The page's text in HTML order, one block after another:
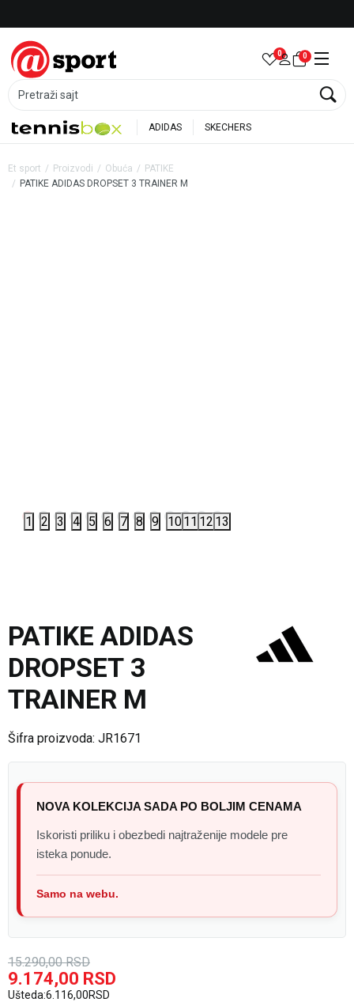
Pretraži sajt
0 0
ADIDAS SKECHERS
Et sport Proizvodi Obuća
PATIKE
PATIKE ADIDAS DROPSET 3 TRAINER M
1 2 3 4 5 6 7 8 9 1011 12 13
PATIKE ADIDAS
DROPSET 3
TRAINER M
Šifra proizvoda: JR1671
NOVA KOLEKCIJA SADA PO BOLJIM CENAMA
Iskoristi priliku i obezbedi najtraženije modele pre
isteka ponude.
Samo na webu.
15.290,00 RSD
9.174,00 RSD
Ušteda:6.116,00RSD